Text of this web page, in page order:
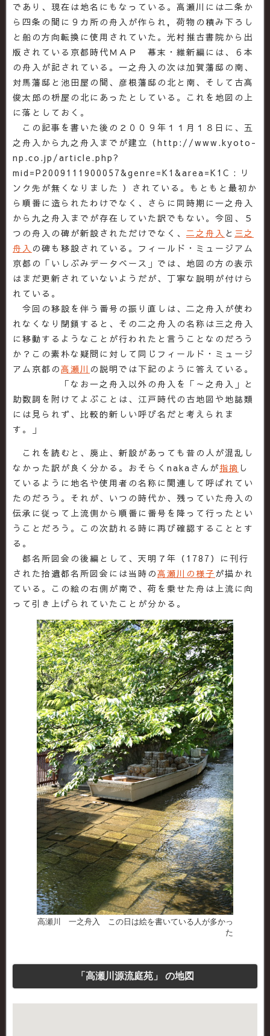
であり、現在は地名にもなっている。高瀬川には二条か
ら四条の間に９カ所の舟入が作られ，荷物の積み下ろし
と船の方向転換に使用されていた。光村推古書院から出
版されている京都時代ＭＡＰ 幕末・維新編には、６本
の舟入が記されている。一之舟入の次は加賀藩邸の南、
対馬藩邸と池田屋の間、彦根藩邸の北と南、そして古高
俊太郎の枡屋の北にあったとしている。これを地図の上
に落としておく。
この記事を書いた後の２００９年１１月１８日に、五
之舟入から九之舟入までが建立（http://www.kyoto-
np.co.jp/article.php?
mid=P2009111900057&genre=K1&area=K1C : リ
ンク先が無くなりました ）されている。もともと最初か
ら順番に造られたわけでなく、さらに同時期に一之舟入
から九之舟入までが存在していた訳でもない。今回、５
つの舟入の碑が新設されただけでなく、 二之舟入 と 三之
舟入 の碑も移設されている。フィールド・ミュージアム
京都の「いしぶみデータベース」では、地図の方の表示
はまだ更新されていないようだが、丁寧な説明が付けら
れている。
今回の移設を伴う番号の振り直しは、二之舟入が使わ
れなくなり閉鎖すると、その二之舟入の名称は三之舟入
に移動するようなことが行われたと言うことなのだろう
か？この素朴な疑問に対して同じフィールド・ミュージ
アム京都の高瀬川 の説明では下記のように答えている。
「なお一之舟入以外の舟入を「～之舟入」と
助数詞を附けてよぶことは、江戸時代の古地図や地誌類
には見られず、比較的新しい呼び名だと考えられま
す。」
これを読むと、廃止、新設があっても昔の人が混乱し
なかった訳が良く分かる。おそらくnakaさんが指摘 し
ているように地名や使用者の名称に関連して呼ばれてい
たのだろう。それが、いつの時代か、残っていた舟入の
伝承に従って上流側から順番に番号を降って行ったとい
うことだろう。この次訪れる時に再び確認することとす
る。
都名所図会の後編として、天明７年（1787）に刊行
された拾遺都名所図会には当時の高瀬川の様子が描かれ
ている。この絵の右側が南で、荷を乗せた舟は上流に向
って引き上げられていたことが分かる。
高瀬川 一之舟入 この日は絵を書いている人が多かっ
た
「高瀬川源流庭苑」 の地図